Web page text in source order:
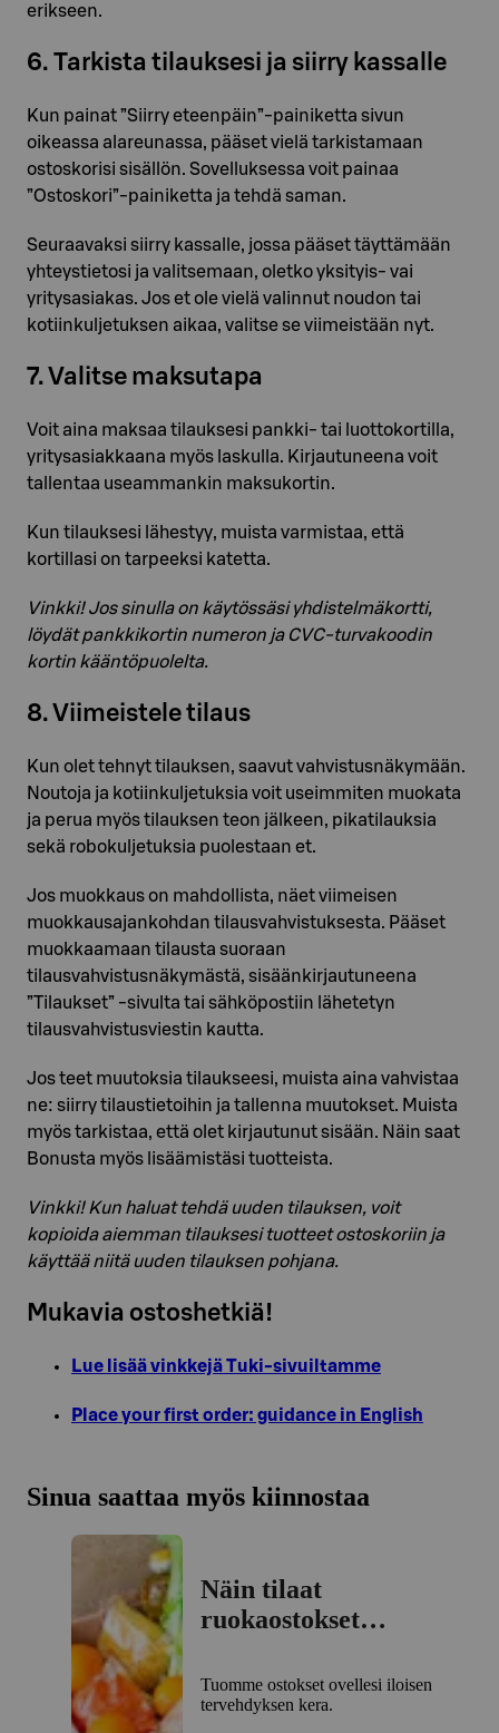
erikseen.
6. Tarkista tilauksesi ja siirry kassalle
Kun painat ”Siirry eteenpäin”-painiketta sivun
oikeassa alareunassa, pääset vielä tarkistamaan
ostoskorisi sisällön. Sovelluksessa voit painaa
”Ostoskori”-painiketta ja tehdä saman.
Seuraavaksi siirry kassalle, jossa pääset täyttämään
yhteystietosi ja valitsemaan, oletko yksityis- vai
yritysasiakas. Jos et ole vielä valinnut noudon tai
kotiinkuljetuksen aikaa, valitse se viimeistään nyt.
7. Valitse maksutapa
Voit aina maksaa tilauksesi pankki- tai luottokortilla,
yritysasiakkaana myös laskulla. Kirjautuneena voit
tallentaa useammankin maksukortin.
Kun tilauksesi lähestyy, muista varmistaa, että
kortillasi on tarpeeksi katetta.
Vinkki! Jos sinulla on käytössäsi yhdistelmäkortti,
löydät pankkikortin numeron ja CVC-turvakoodin
kortin kääntöpuolelta.
8. Viimeistele tilaus
Kun olet tehnyt tilauksen, saavut vahvistusnäkymään.
Noutoja ja kotiinkuljetuksia voit useimmiten muokata
ja perua myös tilauksen teon jälkeen, pikatilauksia
sekä robokuljetuksia puolestaan et.
Jos muokkaus on mahdollista, näet viimeisen
muokkausajankohdan tilausvahvistuksesta. Pääset
muokkaamaan tilausta suoraan
tilausvahvistusnäkymästä, sisäänkirjautuneena
”Tilaukset” -sivulta tai sähköpostiin lähetetyn
tilausvahvistusviestin kautta.
Jos teet muutoksia tilaukseesi, muista aina vahvistaa
ne: siirry tilaustietoihin ja tallenna muutokset. Muista
myös tarkistaa, että olet kirjautunut sisään. Näin saat
Bonusta myös lisäämistäsi tuotteista.
Vinkki! Kun haluat tehdä uuden tilauksen, voit
kopioida aiemman tilauksesi tuotteet ostoskoriin ja
käyttää niitä uuden tilauksen pohjana.
Mukavia ostoshetkiä!
Lue lisää vinkkejä Tuki-sivuiltamme
Place your first order: guidance in English
Sinua saattaa myös kiinnostaa
Näin tilaat
ruokaostokset
Tuomme ostokset ovellesi iloisen
tervehdyksen kera.